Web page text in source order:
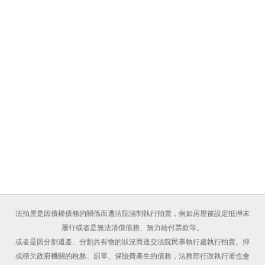
法拍屋是因債權債務的關係而遭法院強制執行拍賣，例如房屋被設定抵押未
履行或者是無法清償債務、無力給付票款等。
或者是因分割遺產、分割共有物的狀況而送交法院民事執行處執行拍賣。抑
或積欠政府機關的稅務、罰單、保險費產生的債務，法務部行政執行署也會